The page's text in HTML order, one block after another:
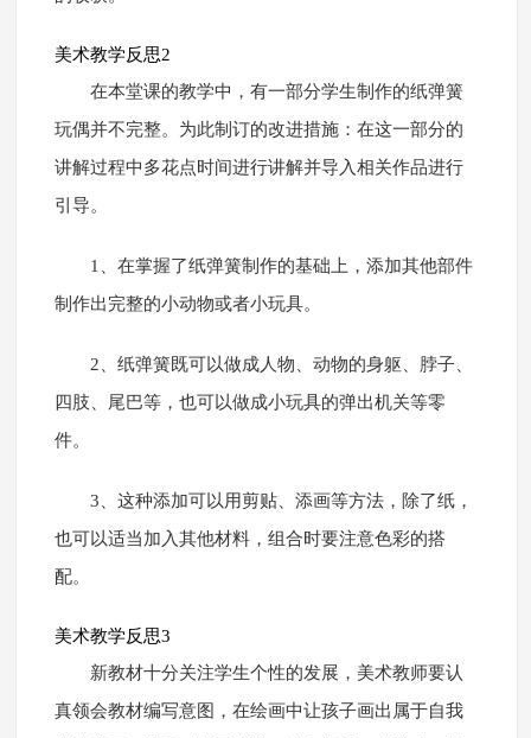
美术教学反思2
在本堂课的教学中，有一部分学生制作的纸弹簧
玩偶并不完整。为此制订的改进措施：在这一部分的
讲解过程中多花点时间进行讲解并导入相关作品进行
引导。
1、在掌握了纸弹簧制作的基础上，添加其他部件
制作出完整的小动物或者小玩具。
2、纸弹簧既可以做成人物、动物的身躯、脖子、
四肢、尾巴等，也可以做成小玩具的弹出机关等零
件。
3、这种添加可以用剪贴、添画等方法，除了纸，
也可以适当加入其他材料，组合时要注意色彩的搭
配。
美术教学反思3
新教材十分关注学生个性的发展，美术教师要认
真领会教材编写意图，在绘画中让孩子画出属于自我